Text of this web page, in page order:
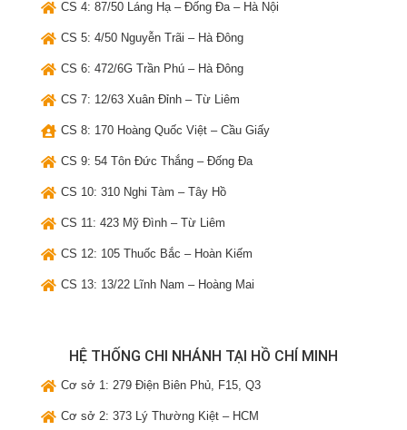
CS 4: 87/50 Láng Hạ – Đống Đa – Hà Nội
CS 5: 4/50 Nguyễn Trãi – Hà Đông
CS 6: 472/6G Trần Phú – Hà Đông
CS 7: 12/63 Xuân Đỉnh – Từ Liêm
CS 8: 170 Hoàng Quốc Việt – Cầu Giấy
CS 9: 54 Tôn Đức Thắng – Đống Đa
CS 10: 310 Nghi Tàm – Tây Hồ
CS 11: 423 Mỹ Đình – Từ Liêm
CS 12: 105 Thuốc Bắc – Hoàn Kiếm
CS 13: 13/22 Lĩnh Nam – Hoàng Mai
HỆ THỐNG CHI NHÁNH TẠI HỒ CHÍ MINH
Cơ sở 1: 279 Điện Biên Phủ, F15, Q3
Cơ sở 2: 373 Lý Thường Kiệt – HCM